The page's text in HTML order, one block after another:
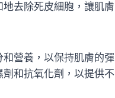
去除死皮細胞，讓肌膚
營養，以保持肌膚的彈
和抗氧化劑，以提供不